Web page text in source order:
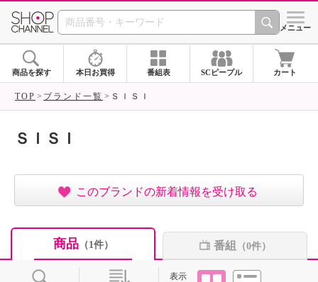
SHOP CHANNEL ショッ
メニュー
商品を探す 本日お買得 番組表 SCピープル カート
TOP ブランド一覧 ＳＩＳＩ
ＳＩＳＩ
このブランドの新着情報を受け取る
商品（1件） 番組 （0件）
表示
タイル